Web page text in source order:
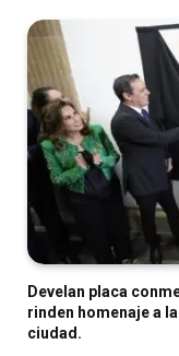
Develan placa
rinden homenaje a
ciudad.